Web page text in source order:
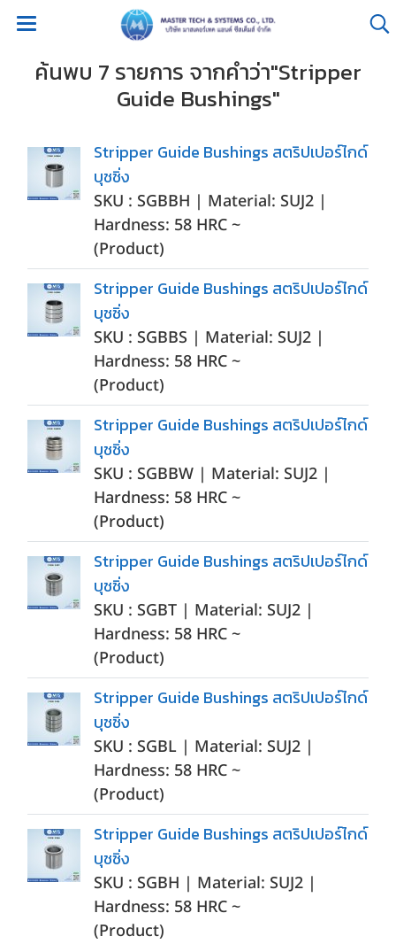
ค้นพบ 7 รายการ จากคำว่า"Stripper
Guide Bushings"
Stripper Guide Bushings สตริปเปอร์ไกด์
บุชชิ่ง
SKU : SGBBH | Material: SUJ2 |
Hardness: 58 HRC ~
(Product)
Stripper Guide Bushings สตริปเปอร์ไกด์
บุชชิ่ง
SKU : SGBBS | Material: SUJ2 |
Hardness: 58 HRC ~
(Product)
Stripper Guide Bushings สตริปเปอร์ไกด์
บุชชิ่ง
SKU : SGBBW | Material: SUJ2 |
Hardness: 58 HRC ~
(Product)
Stripper Guide Bushings สตริปเปอร์ไกด์
บุชชิ่ง
SKU : SGBT | Material: SUJ2 |
Hardness: 58 HRC ~
(Product)
Stripper Guide Bushings สตริปเปอร์ไกด์
บุชชิ่ง
SKU : SGBL | Material: SUJ2 |
Hardness: 58 HRC ~
(Product)
Stripper Guide Bushings สตริปเปอร์ไกด์
บุชชิ่ง
SKU : SGBH | Material: SUJ2 |
Hardness: 58 HRC ~
(Product)